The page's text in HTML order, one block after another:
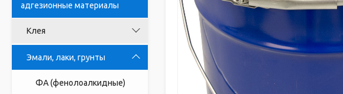
адгезионные материалы
Клея
Эмали, лаки, грунты
ФА (фенолоалкидные)